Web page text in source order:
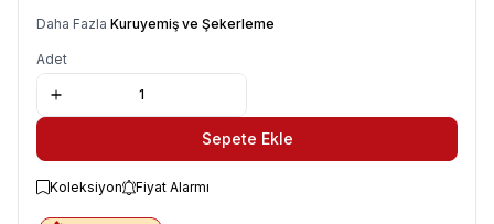
Daha Fazla Kuruyemiş ve Şekerleme
Adet
Sepete Ekle
Koleksiyon Fiyat Alarmı